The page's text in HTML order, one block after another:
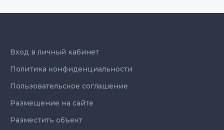
Вход в личный кабинет
Политика конфиденциальности
Пользовательское соглашение
Размещение на сайте
Разместить объект